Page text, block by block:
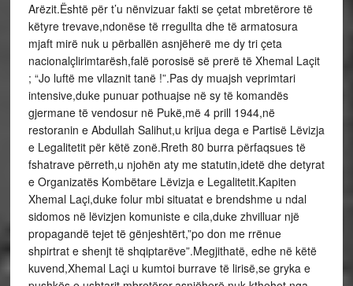
Arëzit.Është për t’u nënvizuar fakti se çetat mbretërore të
këtyre trevave,ndonëse të rregullta dhe të armatosura
mjaft mirë nuk u përballën asnjëherë me dy tri çeta
nacionalçlirimtarësh,falë porosisë së prerë të Xhemal Laçit
; “Jo luftë me vllaznit tanë !”.Pas dy muajsh veprimtari
intensive,duke punuar pothuajse në sy të komandës
gjermane të vendosur në Pukë,më 4 prill 1944,në
restoranin e Abdullah Salihut,u krijua dega e Partisë Lëvizja
e Legalitetit për këtë zonë.Rreth 80 burra përfaqsues të
fshatrave përreth,u njohën aty me statutin,idetë dhe detyrat
e Organizatës Kombëtare Lëvizja e Legalitetit.Kapiten
Xhemal Laçi,duke folur mbi situatat e brendshme u ndal
sidomos në lëvizjen komuniste e cila,duke zhvilluar një
propagandë tejet të gënjeshtërt,”po don me rrënue
shpirtrat e shenjt të shqiptarëve”.Megjithatë, edhe në këtë
kuvend,Xhemal Laçi u kumtoi burrave të lirisë,se gryka e